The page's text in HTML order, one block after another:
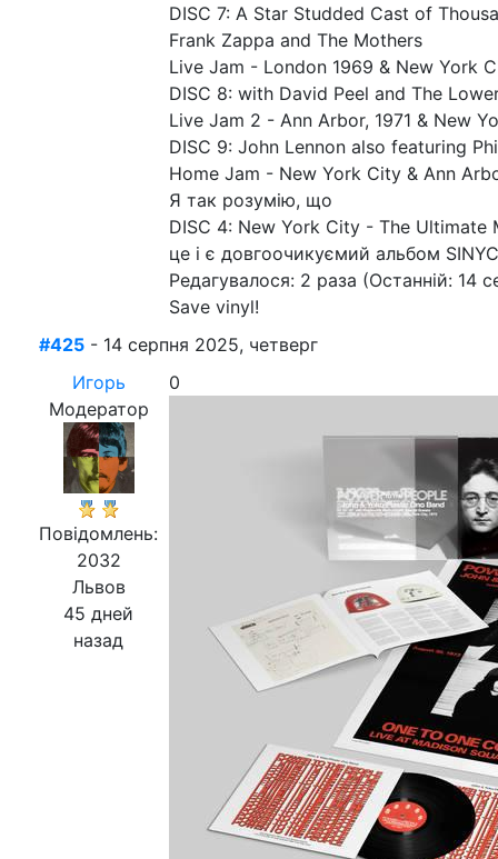
DISC 7: A Star Studded Cast of
Frank Zappa and The Mothers
Live Jam - London 1969 & New York
DISC 8: with David Peel and The
Live Jam 2 - Ann Arbor, 1971 & New
DISC 9: John Lennon also featuring
Home Jam - New York City & Ann
Я так розумію, що
DISC 4: New York City - The Ultimate
це і є довгоочикуємий альбом
Редагувалося: 2 раза (Останній: 14
Save vinyl!
#425 - 14 серпня 2025, четверг
Игорь
Модератор
Повідомлень:
2032
Львов
45 дней
назад
0